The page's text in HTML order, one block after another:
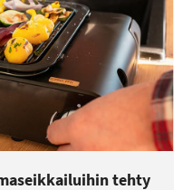
tehty